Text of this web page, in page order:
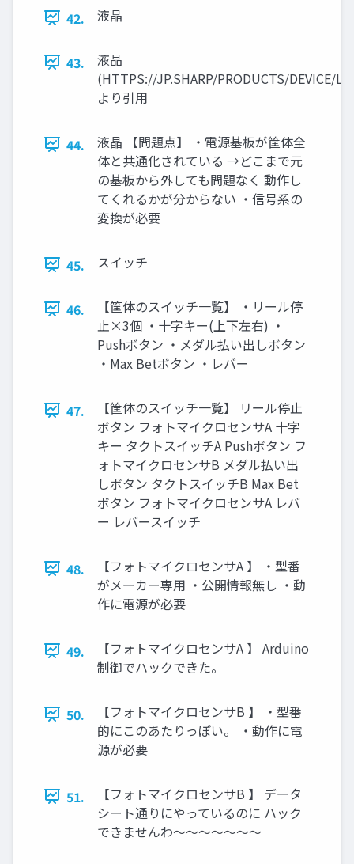
42. 液晶
43.
液晶
(HTTPS://JP.SHARP/PRODUCTS/DEVICE/
より引用
44.
液晶 【問題点】 ・電源基板が筐体全
体と共通化されている →どこまで元
の基板から外しても問題なく 動作し
てくれるかが分からない ・信号系の
変換が必要
45. スイッチ
46.
【筐体のスイッチ一覧】 ・リール停
止×3個 ・十字キー(上下左右) ・
Pushボタン ・メダル払い出しボタン
・Max Betボタン ・レバー
47.
【筐体のスイッチ一覧】 リール停止
ボタン フォトマイクロセンサA 十字
キー タクトスイッチA Pushボタン フ
ォトマイクロセンサB メダル払い出
しボタン タクトスイッチB Max Bet
ボタン フォトマイクロセンサA レバ
ー レバースイッチ
48.
【フォトマイクロセンサA 】 ・型番
がメーカー専用 ・公開情報無し ・動
作に電源が必要
49.
【フォトマイクロセンサA 】 Arduino
制御でハックできた。
50.
【フォトマイクロセンサB 】 ・型番
的にこのあたりっぽい。 ・動作に電
源が必要
51.
【フォトマイクロセンサB 】 データ
シート通りにやっているのに ハック
できませんわ～～～～～～～